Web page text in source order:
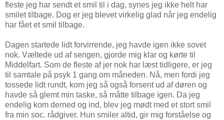
fleste jeg har sendt et smil til i dag, synes jeg ikke helt har
smilet tilbage. Dog er jeg blevet virkelig glad når jeg endelig
har fået et smil tilbage.
Dagen startede lidt forvirrende, jeg havde igen ikke sovet
nok. Væltede ud af sengen, gjorde mig klar og kørte til
Middelfart. Som de fleste af jer nok har læst tidligere, er jeg
til samtale på psyk 1 gang om måneden. Nå, men fordi jeg
tossede lidt rundt, kom jeg så også forsent ud af døren og
havde så glemt min taske, så måtte tilbage igen. Da jeg
endelig kom derned og ind, blev jeg mødt med et stort smil
fra min soc. rådgiver. Hun smiler altid, gir mig forståelse og